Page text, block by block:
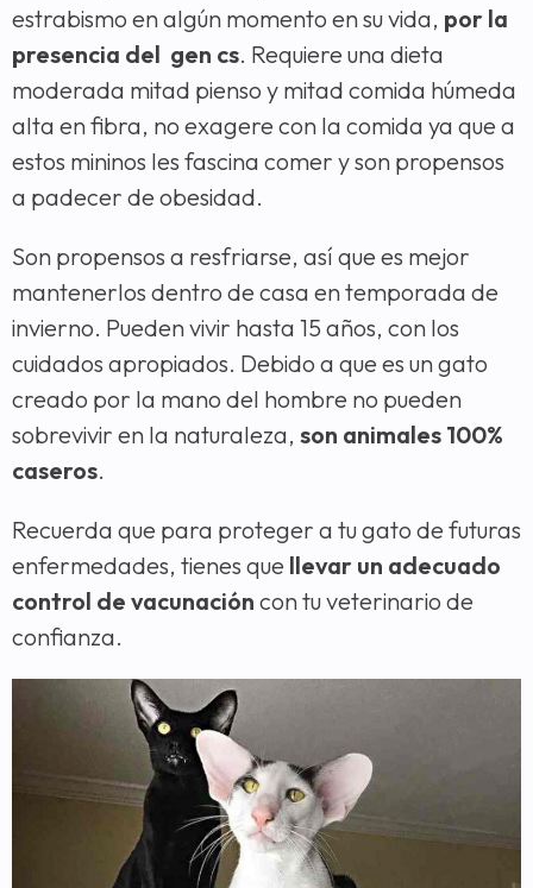
estrabismo en algún momento en su vida, por la
presencia del gen cs. Requiere una dieta
moderada mitad pienso y mitad comida húmeda
alta en fibra, no exagere con la comida ya que a
estos mininos les fascina comer y son propensos
a padecer de obesidad.
Son propensos a resfriarse, así que es mejor
mantenerlos dentro de casa en temporada de
invierno. Pueden vivir hasta 15 años, con los
cuidados apropiados. Debido a que es un gato
creado por la mano del hombre no pueden
sobrevivir en la naturaleza, son animales 100%
caseros.
Recuerda que para proteger a tu gato de futuras
enfermedades, tienes que llevar un adecuado
control de vacunación con tu veterinario de
confianza.